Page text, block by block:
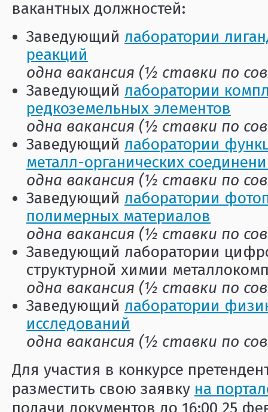
вакантных должностей:
Заведующий лаборатории
реакций
одна вакансия (½ ставки по
Заведующий лаборатории
редкоземельных элементов
одна вакансия (½ ставки по
Заведующий лаборатории
металл-органических
одна вакансия (½ ставки по
Заведующий лаборатории
полимерных материалов
одна вакансия (½ ставки по
Заведующий лаборатории
структурной химии
одна вакансия (½ ставки по
Заведующий лаборатории
исследований
одна вакансия (½ ставки по
Для участия в конкурсе
разместить свою заявку на
подачи документов до 16:00 25